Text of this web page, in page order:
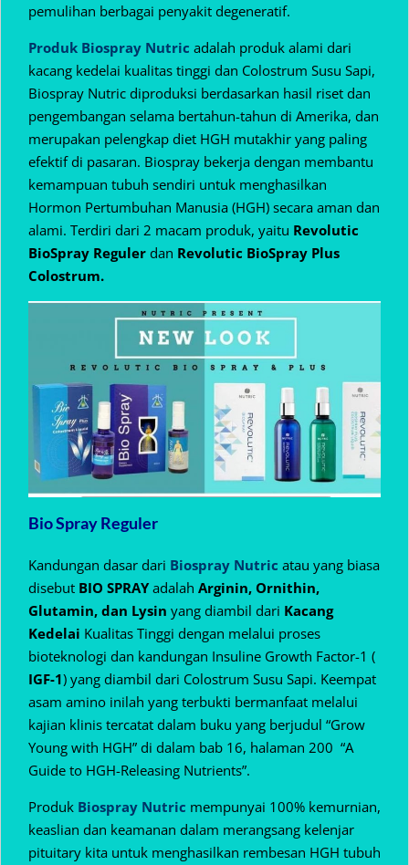
pemulihan berbagai penyakit degeneratif.
Produk Biospray Nutric adalah produk alami dari
kacang kedelai kualitas tinggi dan Colostrum Susu Sapi,
Biospray Nutric diproduksi berdasarkan hasil riset dan
pengembangan selama bertahun-tahun di Amerika, dan
merupakan pelengkap diet HGH mutakhir yang paling
efektif di pasaran. Biospray bekerja dengan membantu
kemampuan tubuh sendiri untuk menghasilkan
Hormon Pertumbuhan Manusia (HGH) secara aman dan
alami. Terdiri dari 2 macam produk, yaitu Revolutic
BioSpray Reguler dan Revolutic BioSpray Plus
Colostrum.
Bio Spray Reguler
Kandungan dasar dari Biospray Nutric atau yang biasa
disebut BIO SPRAYadalah Arginin, Ornithin,
Glutamin, dan Lysin yang diambil dari Kacang
Kedelai Kualitas Tinggi dengan melalui proses
bioteknologi dan kandungan Insuline Growth Factor-1 (
IGF-1) yang diambil dari Colostrum Susu Sapi. Keempat
asam amino inilah yang terbukti bermanfaat melalui
kajian klinis tercatat dalam buku yang berjudul “Grow
Young with HGH” di dalam bab 16, halaman 200 “A
Guide to HGH-Releasing Nutrients”.
Produk Biospray Nutric mempunyai 100% kemurnian,
keaslian dan keamanan dalam merangsang kelenjar
pituitary kita untuk menghasilkan rembesan HGH tubuh